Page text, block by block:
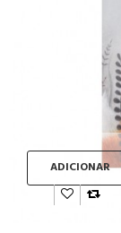
ADICIONAR